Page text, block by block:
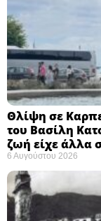
Θλίψη σε
του Βασίλη
ζωή είχε άλλα
6 Αυγούστου 2026